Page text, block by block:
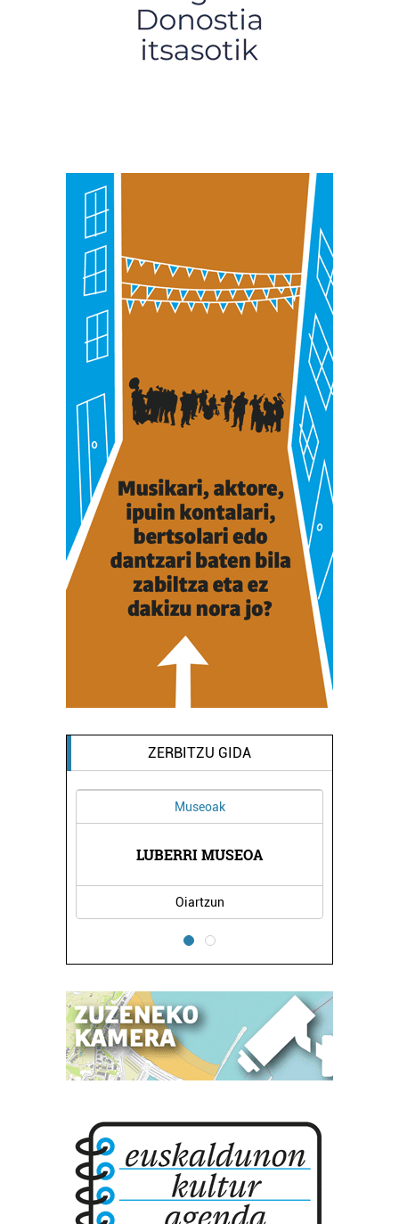
ZERBITZU GIDA
Museoak
LUBERRI MUSEOA
Oiartzun